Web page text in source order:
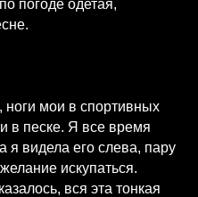
погоде одетая,
ноги мои в спортивных
в песке. Я все время
я видела его слева, пару
искупаться.
вся эта тонкая